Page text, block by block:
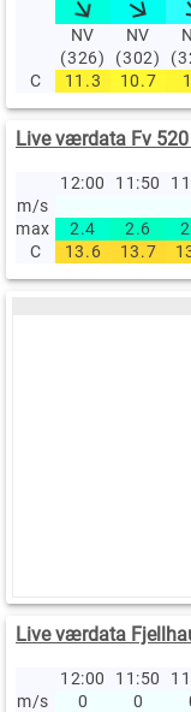
NV
(326)
NV
(302)
C
11.3 10.7
Live værdata Fv
12:00 11:50
m/s
max
2.4 2.6
C
13.6 13.7
Live værdata
12:00 11:50
m/s
0 0